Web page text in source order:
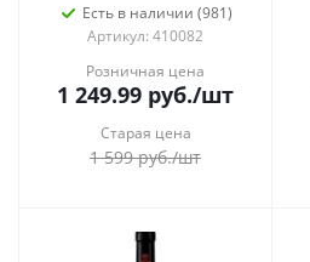
Есть в наличии (981)
Артикул: 410082
Розничная цена
1 249.99 руб./шт
Старая цена
1 599руб./шт